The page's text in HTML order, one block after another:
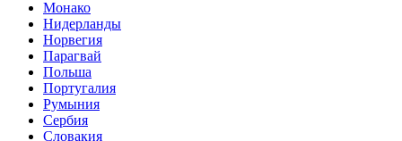
Монако
Нидерланды
Норвегия
Парагвай
Польша
Португалия
Румыния
Сербия
Словакия